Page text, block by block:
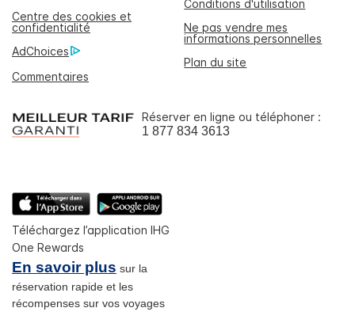
Conditions d'utilisation
Centre des cookies et
confidentialité
Ne pas vendre mes
informations personnelles
AdChoices
Plan du site
Commentaires
Réserver en ligne ou téléphoner :
1 877 834 3613
Téléchargez l’application IHG
One Rewards
En savoir plus sur la
réservation rapide et les
récompenses sur vos voyages